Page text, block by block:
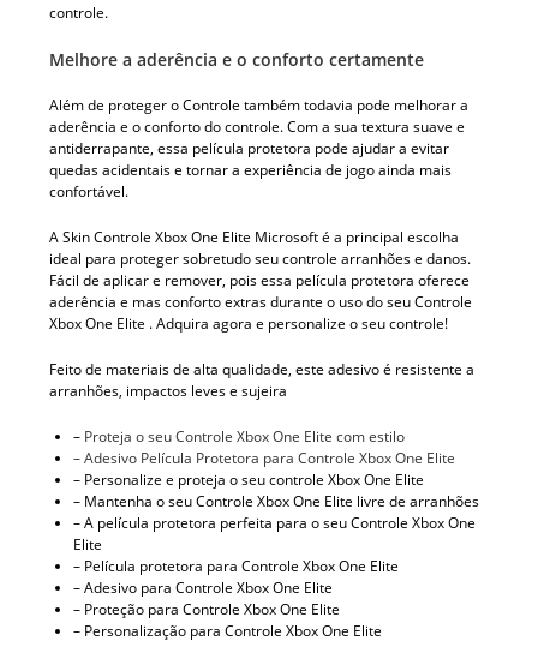
controle.
Melhore a aderência e o conforto certamente
Além de proteger o Controle também todavia pode melhorar a
aderência e o conforto do controle. Com a sua textura suave e
antiderrapante, essa película protetora pode ajudar a evitar
quedas acidentais e tornar a experiência de jogo ainda mais
confortável.
A Skin Controle Xbox One Elite Microsoft é a principal escolha
ideal para proteger sobretudo seu controle arranhões e danos.
Fácil de aplicar e remover, pois essa película protetora oferece
aderência e mas conforto extras durante o uso do seu Controle
Xbox One Elite . Adquira agora e personalize o seu controle!
Feito de materiais de alta qualidade, este adesivo é resistente a
arranhões, impactos leves e sujeira
– Proteja o seu Controle Xbox One Elite com estilo
– Adesivo Película Protetora para Controle Xbox One Elite
– Personalize e proteja o seu controle Xbox One Elite
– Mantenha o seu Controle Xbox One Elite livre de arranhões
– A película protetora perfeita para o seu Controle Xbox One
Elite
– Película protetora para Controle Xbox One Elite
– Adesivo para Controle Xbox One Elite
– Proteção para Controle Xbox One Elite
– Personalização para Controle Xbox One Elite